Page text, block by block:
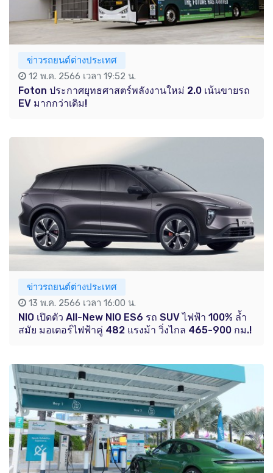
ข่าวรถยนต์ต่างประเทศ
12 พ.ค. 2566 เวลา 19:52 น.
Foton ประกาศยุทธศาสตร์พลังงานใหม่ 2.0 เน้นขายรถ
EV มากกว่าเดิม!
ข่าวรถยนต์ต่างประเทศ
13 พ.ค. 2566 เวลา 16:00 น.
NIO เปิดตัว All-New NIO ES6 รถ SUV ไฟฟ้า 100% ล้ำ
สมัย มอเตอร์ไฟฟ้าคู่ 482 แรงม้า วิ่งไกล 465-900 กม.!